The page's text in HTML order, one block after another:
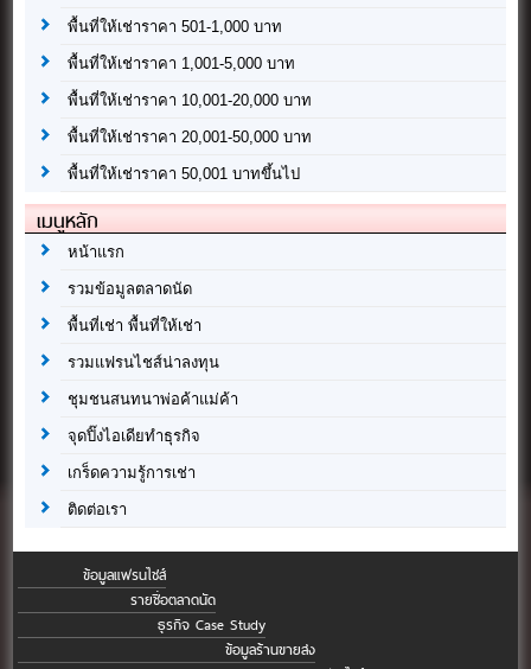
พื้นที่ให้เช่าราคา 501-1,000 บาท
พื้นที่ให้เช่าราคา 1,001-5,000 บาท
พื้นที่ให้เช่าราคา 10,001-20,000 บาท
พื้นที่ให้เช่าราคา 20,001-50,000 บาท
พื้นที่ให้เช่าราคา 50,001 บาทขึ้นไป
เมนูหลัก
หน้าแรก
รวมข้อมูลตลาดนัด
พื้นที่เช่า พื้นที่ให้เช่า
รวมแฟรนไชส์น่าลงทุน
ชุมชนสนทนาพ่อค้าแม่ค้า
จุดปิ๊งไอเดียทำธุรกิจ
เกร็ดความรู้การเช่า
ติดต่อเรา
ข้อมูลแฟรนไชส์
รายชื่อตลาดนัด
ธุรกิจ Case Study
ข้อมูลร้านขายส่ง